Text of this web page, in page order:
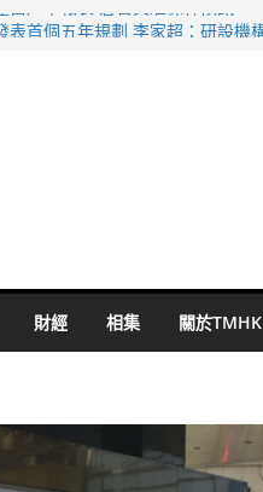
富戶申報表 倉管員准保釋候訊
財經 相集 關於TMHK